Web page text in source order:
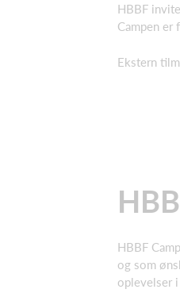
HBBF
Campen er
Ekstern
HBBF
og som
oplevelser